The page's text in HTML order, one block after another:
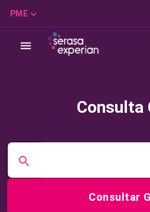
PME
Consulta
Consultar